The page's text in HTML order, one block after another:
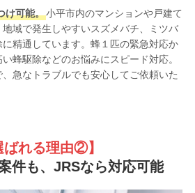
け可能。小平市内のマンションや戸建て
域で発生しやすいスズメバチ、ミツバ
精通しています。蜂１匹の緊急対応か
蜂駆除などのお悩みにスピード対応。
急なトラブルでも安心してご依頼いた
ばれる理由②】
件も、JRSなら対応可能